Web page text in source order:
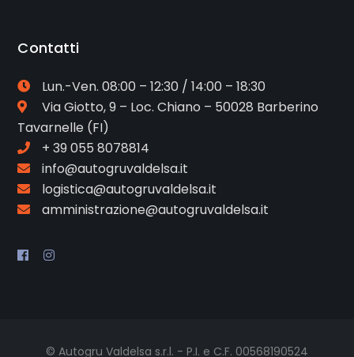
Contatti
Lun.-Ven. 08:00 – 12:30 / 14:00 – 18:30
Via Giotto, 9 – Loc. Chiano – 50028 Barberino
Tavarnelle (FI)
+ 39 055 8078814
info@autogruvaldelsa.it
logistica@autogruvaldelsa.it
amministrazione@autogruvaldelsa.it
© Autogru Valdelsa s.r.l. - P.I. e C.F. 00568190524